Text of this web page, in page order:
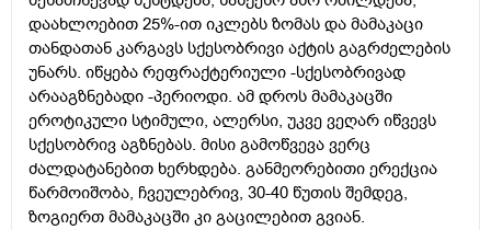
დაახლოებით 25%-ით იკლებს ზომას და მამაკაცი
თანდათან კარგავს სქესობრივი აქტის გაგრძელების
უნარს. იწყება რეფრაქტერიული -სქესობრივად
არააგზნებადი -პერიოდი. ამ დროს მამაკაცში
ეროტიკული სტიმული, ალერსი, უკვე ვეღარ იწვევს
სქესობრივ აგზნებას. მისი გამოწვევა ვერც
ძალდატანებით ხერხდება. განმეორებითი ერექცია
წარმოიშობა, ჩვეულებრივ, 30-40 წუთის შემდეგ,
ზოგიერთ მამაკაცში კი გაცილებით გვიან.